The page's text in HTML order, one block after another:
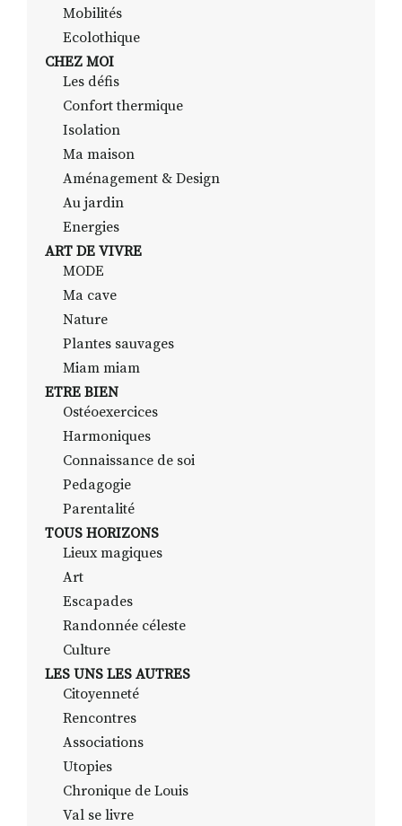
Mobilités
Ecolothique
CHEZ MOI
Les défis
Confort thermique
Isolation
Ma maison
Aménagement & Design
Au jardin
Energies
ART DE VIVRE
MODE
Ma cave
Nature
Plantes sauvages
Miam miam
ETRE BIEN
Ostéoexercices
Harmoniques
Connaissance de soi
Pedagogie
Parentalité
TOUS HORIZONS
Lieux magiques
Art
Escapades
Randonnée céleste
Culture
LES UNS LES AUTRES
Citoyenneté
Rencontres
Associations
Utopies
Chronique de Louis
Val se livre